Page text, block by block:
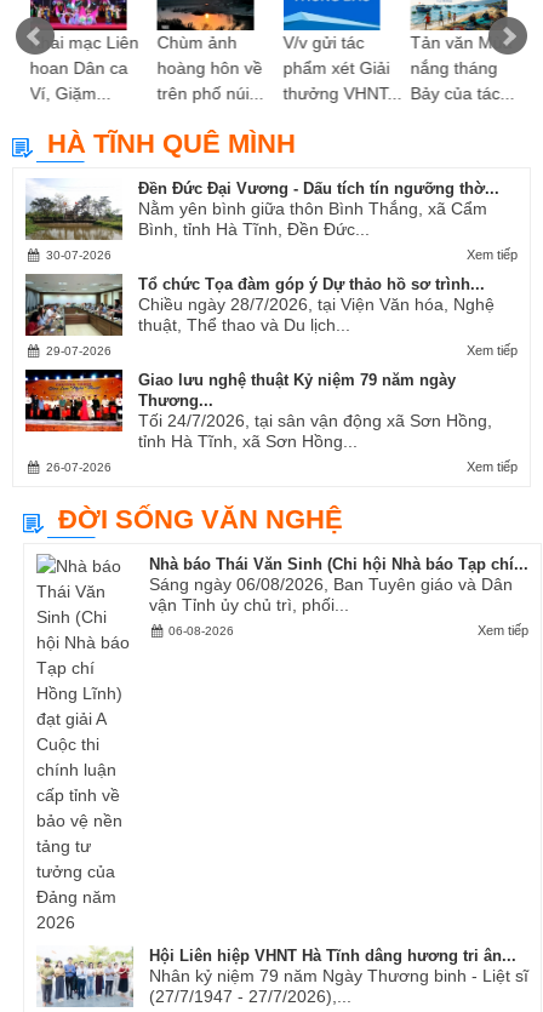
Khai mạc Liên
hoan Dân ca
Ví, Giặm...
Chùm ảnh
hoàng hôn về
trên phố núi...
V/v gửi tác
phẩm xét Giải
thưởng VHNT...
Tản văn Mùa
nắng tháng
Bảy của tác...
HÀ TĨNH QUÊ MÌNH
Đền Đức Đại Vương - Dấu tích tín ngưỡng thờ...
Nằm yên bình giữa thôn Bình Thắng, xã Cẩm
Bình, tỉnh Hà Tĩnh, Đền Đức...
Xem tiếp
30-07-2026
Tổ chức Tọa đàm góp ý Dự thảo hồ sơ trình...
Chiều ngày 28/7/2026, tại Viện Văn hóa, Nghệ
thuật, Thể thao và Du lịch...
Xem tiếp
29-07-2026
Giao lưu nghệ thuật Kỷ niệm 79 năm ngày
Thương...
Tối 24/7/2026, tại sân vận động xã Sơn Hồng,
tỉnh Hà Tĩnh, xã Sơn Hồng...
Xem tiếp
26-07-2026
ĐỜI SỐNG VĂN NGHỆ
Nhà báo Thái Văn Sinh (Chi hội Nhà báo Tạp chí...
Sáng ngày 06/08/2026, Ban Tuyên giáo và Dân
vận Tỉnh ủy chủ trì, phối...
Xem tiếp
06-08-2026
Hội Liên hiệp VHNT Hà Tĩnh dâng hương tri ân...
Nhân kỷ niệm 79 năm Ngày Thương binh - Liệt sĩ
(27/7/1947 - 27/7/2026),...